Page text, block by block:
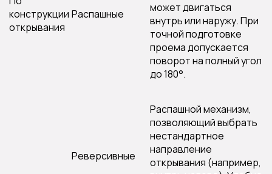
конструкции
открывания
Распашные
может двигаться
внутрь или наружу. При
точной подготовке
проема допускается
поворот на полный угол
до 180°.
Реверсивные
Распашной механизм,
позволяющий выбрать
нестандартное
направление
открывания (например,